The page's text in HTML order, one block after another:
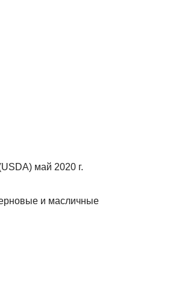
май 2020 г.
и масличные